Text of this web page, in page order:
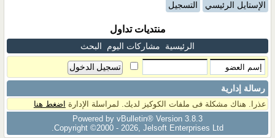
الإستايل الرئيسي التسجيل
منتديات تداول
الرئيسية مشاركات اليوم البحث
رسالة إدارية
عذرا. هناك مشكلة فى ملفات الكوكيز لديك. لمراسلة الإدارة اضغط هنا
Powered by vBulletin® Version 3.8.3
Copyright ©2000 - 2026, Jelsoft Enterprises Ltd.